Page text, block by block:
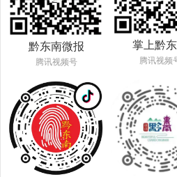
黔东南微报
腾讯视频号
掌上黔
腾讯视频